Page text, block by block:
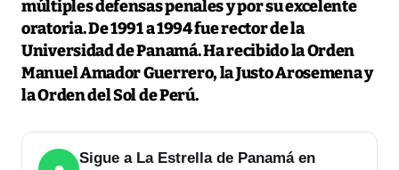
múltiples defensas penales y por su excelente
oratoria. De 1991 a 1994 fue rector de la
Universidad de Panamá. Ha recibido la Orden
Manuel Amador Guerrero, la Justo Arosemena y
la Orden del Sol de Perú.
Sigue a La Estrella de Panamá en